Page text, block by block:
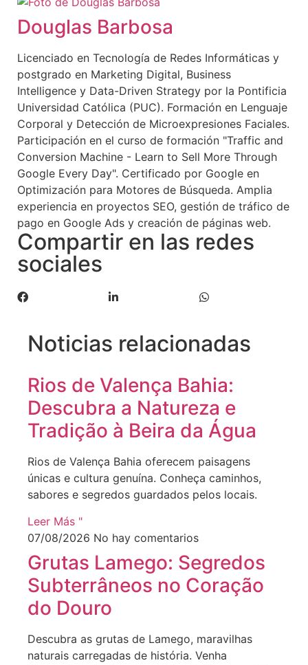
Douglas Barbosa
Licenciado en Tecnología de Redes Informáticas y
postgrado en Marketing Digital, Business
Intelligence y Data-Driven Strategy por la Pontificia
Universidad Católica (PUC). Formación en Lenguaje
Corporal y Detección de Microexpresiones Faciales.
Participación en el curso de formación "Traffic and
Conversion Machine - Learn to Sell More Through
Google Every Day". Certificado por Google en
Optimización para Motores de Búsqueda. Amplia
experiencia en proyectos SEO, gestión de tráfico de
pago en Google Ads y creación de páginas web.
Compartir en las redes
sociales
Noticias relacionadas
Rios de Valença Bahia:
Descubra a Natureza e
Tradição à Beira da Água
Rios de Valença Bahia oferecem paisagens
únicas e cultura genuína. Conheça caminhos,
sabores e segredos guardados pelos locais.
Leer Más "
07/08/2026 No hay comentarios
Grutas Lamego: Segredos
Subterrâneos no Coração
do Douro
Descubra as grutas de Lamego, maravilhas
naturais carregadas de história. Venha